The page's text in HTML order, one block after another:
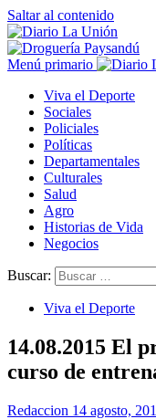
Saltar al contenido
Menú primario
Viva el Deporte
Sociales
Policiales
Políticas
Departamentales
Culturales
Salud
Agro
Historias de Vida
Negocios
Buscar:
Viva el Deporte
14.08.2015 El
curso de
Redaccion 14 agosto,